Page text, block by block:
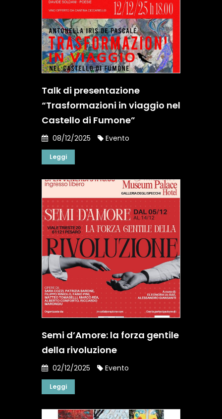
Talk di presentazione
“Trasformazioni in viaggio nel
Castello di Fumone”
08/12/2025 Evento
Leggi
Semi d’Amore: la forza gentile
della rivoluzione
02/12/2025 Evento
Leggi